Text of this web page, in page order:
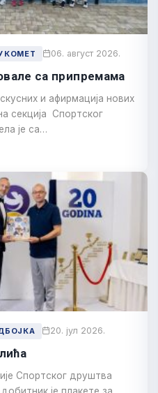
06. август 2026.
са припремама
и афирмација нових
секција Спортског
је са…
20. јул 2026.
Спортског друштва